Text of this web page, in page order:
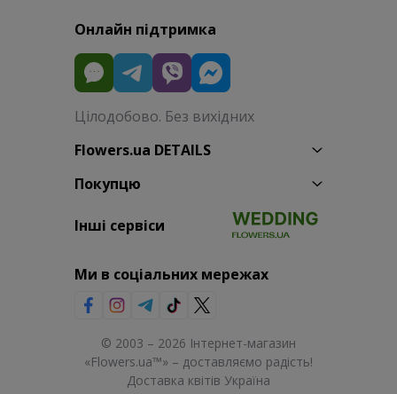
Онлайн підтримка
Цілодобово. Без вихідних
Flowers.ua DETAILS
Покупцю
Інші сервіси
Ми в соціальних мережах
© 2003 – 2026 Інтернет-магазин
«Flowers.ua™» – доставляємо радість!
Доставка квітів Україна